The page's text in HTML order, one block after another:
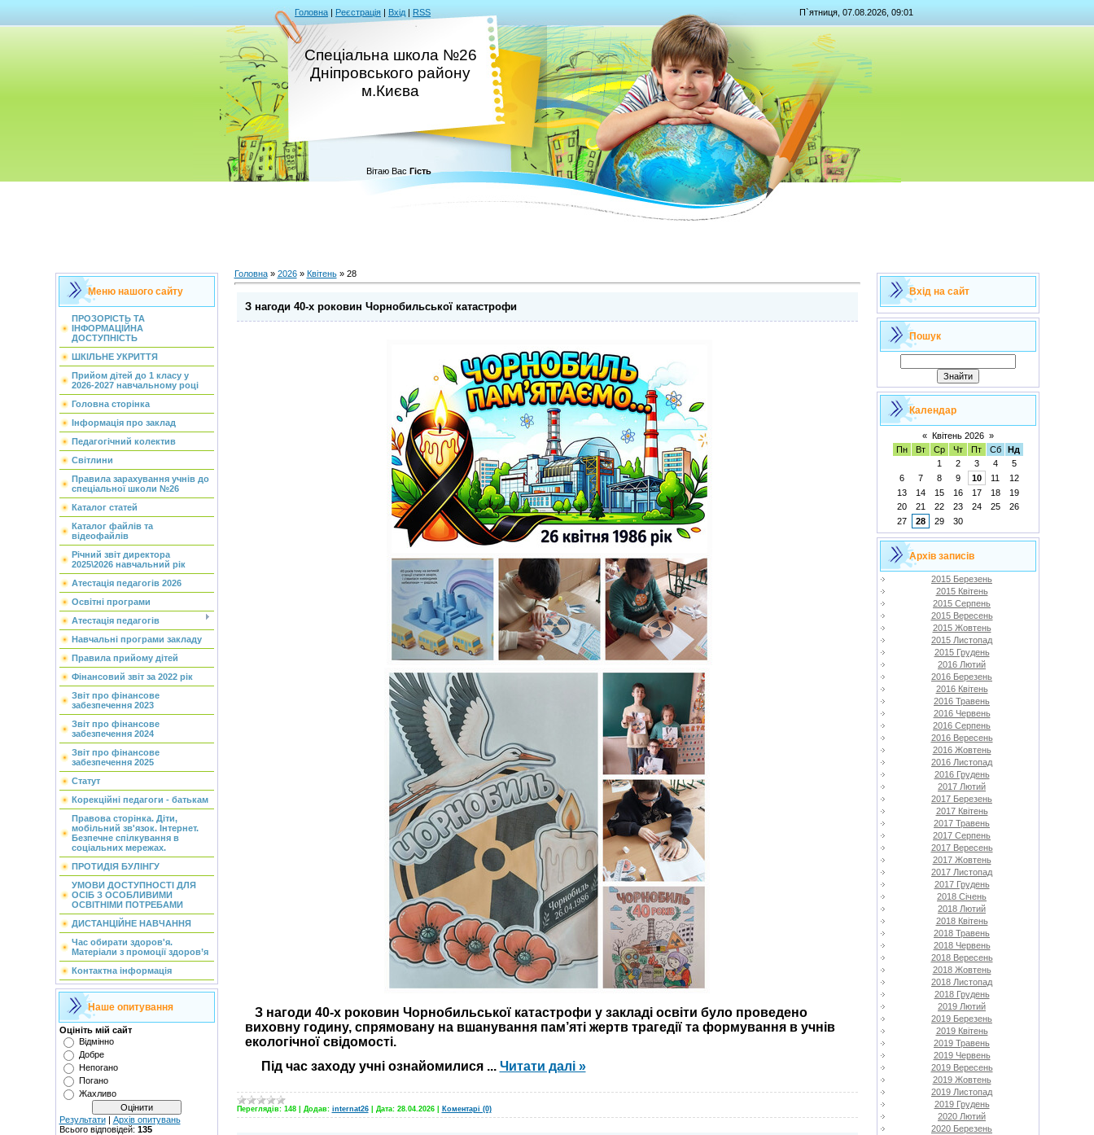
Головна | Реєстрація | Вхід | RSS П`ятниця, 07.08.2026, 09:01
Спеціальна школа №26
Дніпровського району
м.Києва
Вітаю Вас Гість
Меню нашого сайту
ПРОЗОРІСТЬ ТА
ІНФОРМАЦІЙНА
ДОСТУПНІСТЬ
ШКІЛЬНЕ УКРИТТЯ
Прийом дітей до 1 класу у
2026-2027 навчальному році
Головна сторінка
Інформація про заклад
Педагогічний колектив
Світлини
Правила зарахування учнів до
спеціальної школи №26
Каталог статей
Каталог файлів та
відеофайлів
Річний звіт директора
2025\2026 навчальний рік
Атестація педагогів 2026
Освітні програми
Атестація педагогів
Навчальні програми закладу
Правила прийому дітей
Фінансовий звіт за 2022 рік
Звіт про фінансове
забезпечення 2023
Звіт про фінансове
забезпечення 2024
Звіт про фінансове
забезпечення 2025
Статут
Корекційні педагоги - батькам
Правова сторінка. Діти,
мобільний зв'язок. Інтернет.
Безпечне спілкування в
соціальних мережах.
ПРОТИДІЯ БУЛІНГУ
УМОВИ ДОСТУПНОСТІ ДЛЯ
ОСІБ З ОСОБЛИВИМИ
ОСВІТНІМИ ПОТРЕБАМИ
ДИСТАНЦІЙНЕ НАВЧАННЯ
Час обирати здоров'я.
Матеріали з промоції здоров’я
Контактна інформація
Наше опитування
Оцініть мій сайт
Відмінно
Добре
Непогано
Погано
Жахливо
Результати| Архів опитувань
Всього відповідей: 135
Головна» 2026 » Квітень » 28
З нагоди 40-х роковин Чорнобильської катастрофи
З нагоди 40-х роковин Чорнобильської катастрофи у закладі освіти було проведено
виховну годину, спрямовану на вшанування пам’яті жертв трагедії та формування в учнів
екологічної свідомості.
Під час заходу учні ознайомилися ... Читати далі »
Переглядів: 148 Додав: internat26 Дата: 28.04.2026 Коментарі (0)
Вхід на сайт
Пошук
Календар
« Квітень 2026 »
Пн
Вт Ср Чт Пт Сб
Нд
1
2 3 4
5
6
7 8 9 10 11
12
13
14 15 16 17 18
19
20
21 22 23 24 25
26
27
28 29 30
Архів записів
2015 Березень
2015 Квітень
2015 Серпень
2015 Вересень
2015 Жовтень
2015 Листопад
2015 Грудень
2016 Лютий
2016 Березень
2016 Квітень
2016 Травень
2016 Червень
2016 Серпень
2016 Вересень
2016 Жовтень
2016 Листопад
2016 Грудень
2017 Лютий
2017 Березень
2017 Квітень
2017 Травень
2017 Серпень
2017 Вересень
2017 Жовтень
2017 Листопад
2017 Грудень
2018 Січень
2018 Лютий
2018 Квітень
2018 Травень
2018 Червень
2018 Вересень
2018 Жовтень
2018 Листопад
2018 Грудень
2019 Лютий
2019 Березень
2019 Квітень
2019 Травень
2019 Червень
2019 Вересень
2019 Жовтень
2019 Листопад
2019 Грудень
2020 Лютий
2020 Березень